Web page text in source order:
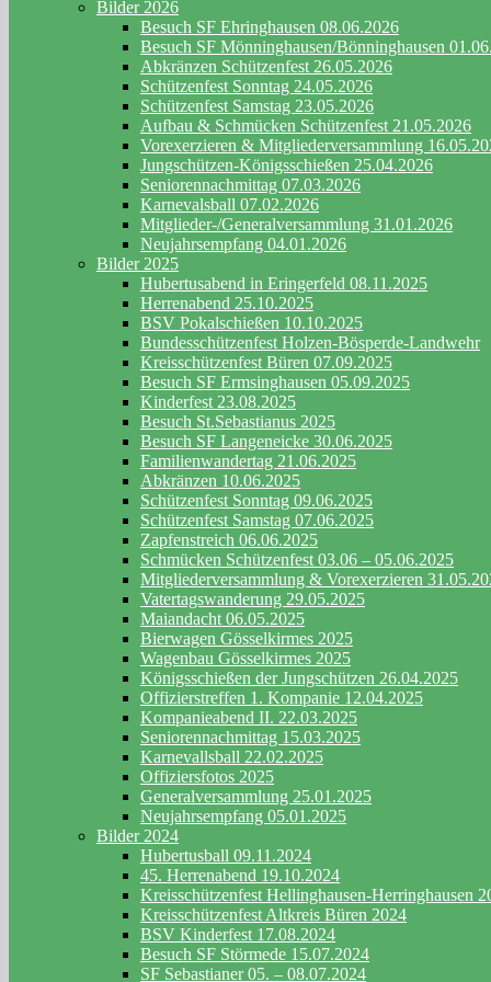
Bilder 2026
Besuch SF Ehringhausen 08.06.2026
Besuch SF Mönninghausen/Bönninghausen
Abkränzen Schützenfest 26.05.2026
Schützenfest Sonntag 24.05.2026
Schützenfest Samstag 23.05.2026
Aufbau & Schmücken Schützenfest 21.05.2026
Vorexerzieren & Mitgliederversammlung
Jungschützen-Königsschießen 25.04.2026
Seniorennachmittag 07.03.2026
Karnevalsball 07.02.2026
Mitglieder-/Generalversammlung 31.01.2026
Neujahrsempfang 04.01.2026
Bilder 2025
Hubertusabend in Eringerfeld 08.11.2025
Herrenabend 25.10.2025
BSV Pokalschießen 10.10.2025
Bundesschützenfest Holzen-Bösperde-Landwehr
Kreisschützenfest Büren 07.09.2025
Besuch SF Ermsinghausen 05.09.2025
Kinderfest 23.08.2025
Besuch St.Sebastianus 2025
Besuch SF Langeneicke 30.06.2025
Familienwandertag 21.06.2025
Abkränzen 10.06.2025
Schützenfest Sonntag 09.06.2025
Schützenfest Samstag 07.06.2025
Zapfenstreich 06.06.2025
Schmücken Schützenfest 03.06 – 05.06.2025
Mitgliederversammlung & Vorexerzieren
Vatertagswanderung 29.05.2025
Maiandacht 06.05.2025
Bierwagen Gösselkirmes 2025
Wagenbau Gösselkirmes 2025
Königsschießen der Jungschützen 26.04.2025
Offizierstreffen 1. Kompanie 12.04.2025
Kompanieabend II. 22.03.2025
Seniorennachmittag 15.03.2025
Karnevallsball 22.02.2025
Offiziersfotos 2025
Generalversammlung 25.01.2025
Neujahrsempfang 05.01.2025
Bilder 2024
Hubertusball 09.11.2024
45. Herrenabend 19.10.2024
Kreisschützenfest Hellinghausen-Herringhausen
Kreisschützenfest Altkreis Büren 2024
BSV Kinderfest 17.08.2024
Besuch SF Störmede 15.07.2024
SF Sebastianer 05. – 08.07.2024